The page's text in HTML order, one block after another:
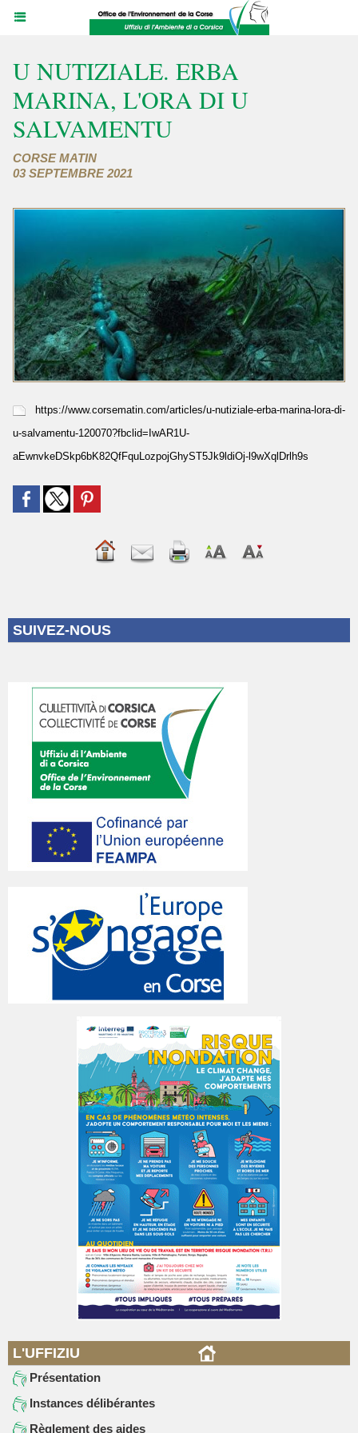
U NUTIZIALE. ERBA
MARINA, L'ORA DI U
SALVAMENTU
CORSE MATIN
03 SEPTEMBRE 2021
https://www.corsematin.com/articles/u-nutiziale-erba-marina-lora-di-
u-salvamentu-120070?fbclid=IwAR1U-
aEwnvkeDSkp6bK82QfFquLozpojGhyST5Jk9ldiOj-l9wXqlDrlh9s
SUIVEZ-NOUS
L'UFFIZIU
Présentation
Instances délibérantes
Règlement des aides